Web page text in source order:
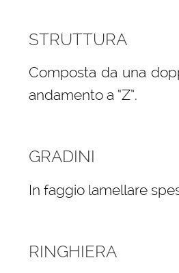
STRUTTURA
Composta da una
andamento a “Z”.
GRADINI
In faggio lamellare
RINGHIERA